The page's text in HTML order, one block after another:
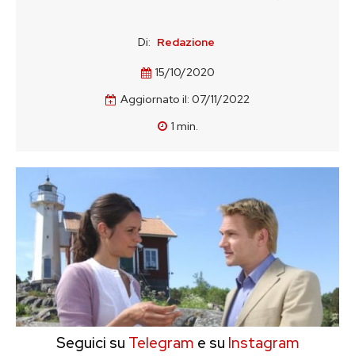
Di: Redazione
15/10/2020
Aggiornato il: 07/11/2022
1 min.
Seguici su Telegram e su Instagram